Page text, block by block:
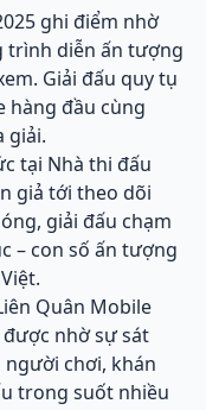
ghi điểm nhờ
trình diễn ấn tượng
Giải đấu quy tụ
hàng đầu cùng
giải.
tại Nhà thi đấu
giả tới theo dõi
giải đấu chạm
– con số ấn tượng
Quân Mobile
nhờ sự sát
chơi, khán
trong suốt nhiều